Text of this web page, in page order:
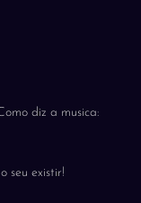
diz a musica:
seu existir!